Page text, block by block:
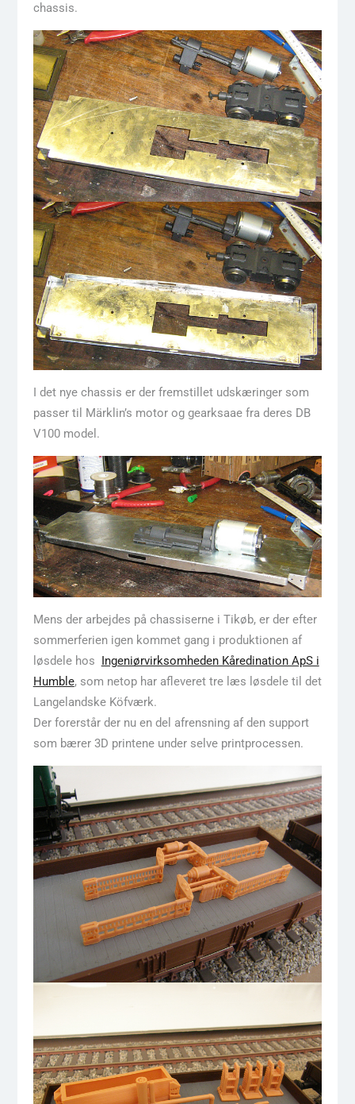
chassis.
I det nye chassis er der fremstillet udskæringer som
passer til Märklin’s motor og gearksaae fra deres DB
V100 model.
Mens der arbejdes på chassiserne i Tikøb, er der efter
sommerferien igen kommet gang i produktionen af
løsdele hos Ingeniørvirksomheden Kåredination ApS i
Humble, som netop har afleveret tre læs løsdele til det
Langelandske Köfværk.
Der forerstår der nu en del afrensning af den support
som bærer 3D printene under selve printprocessen.